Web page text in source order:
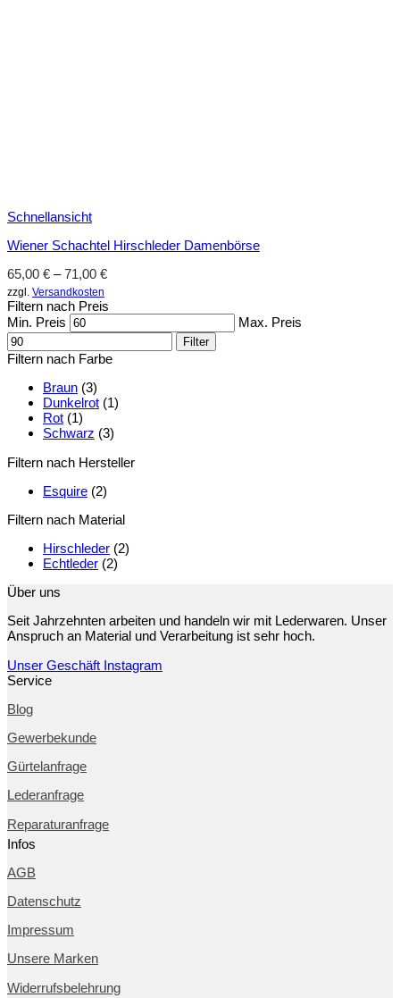
Schnellansicht
Wiener Schachtel Hirschleder Damenbörse
65,00 € –71,00 €
zzgl. Versandkosten
Filtern nach Preis
Min. Preis
Max. Preis
Filter
Filtern nach Farbe
Braun (3)
Dunkelrot (1)
Rot (1)
Schwarz (3)
Filtern nach Hersteller
Esquire (2)
Filtern nach Material
Hirschleder (2)
Echtleder (2)
Über uns
Seit Jahrzehnten arbeiten und handeln wir mit Lederwaren. Unser
Anspruch an Material und Verarbeitung ist sehr hoch.
Unser Geschäft Instagram
Service
Blog
Gewerbekunde
Gürtelanfrage
Lederanfrage
Reparaturanfrage
Infos
AGB
Datenschutz
Impressum
Unsere Marken
Widerrufsbelehrung